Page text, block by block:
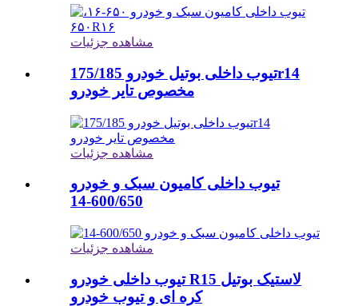
مشاهده جزئیات
تیوب داخلی بوتیل خودرو 175/185r14
مخصوص تایر خودرو
مشاهده جزئیات
تیوب داخلی کامیون سبک و خودرو
600/650-14
مشاهده جزئیات
تیوب داخلی خودرو R15 لاستیک بوتیل
کره ای و تیوب خودرو